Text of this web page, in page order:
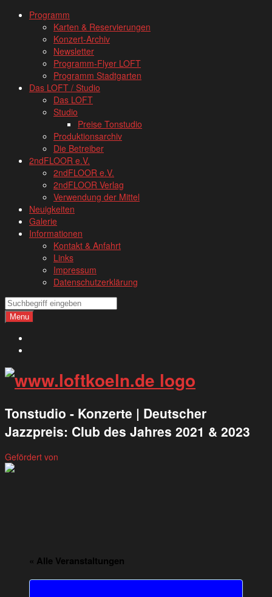
www.loftkoeln.de
navigation
Skip
Programm
Karten & Reservierungen
Konzert-Archiv
Newsletter
Programm-Flyer LOFT
Programm Stadtgarten
Das LOFT / Studio
Das LOFT
Studio
Preise Tonstudio
Produktionsarchiv
Die Betreiber
2ndFLOOR e.V.
2ndFLOOR e.V.
2ndFLOOR Verlag
Verwendung der Mittel
Neuigkeiten
Galerie
Informationen
Kontakt & Anfahrt
Links
Impressum
Datenschutzerklärung
Search
Search
Menu
Tonstudio - Konzerte | Deutscher
Jazzpreis: Club des Jahres 2021 & 2023
Gefördert von
« Alle Veranstaltungen